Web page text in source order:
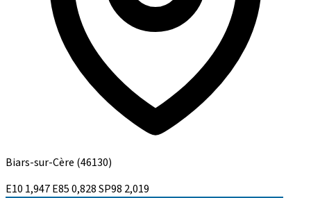
Biars-sur-Cère (46130)
E10 1,947E850,828SP98 2,019